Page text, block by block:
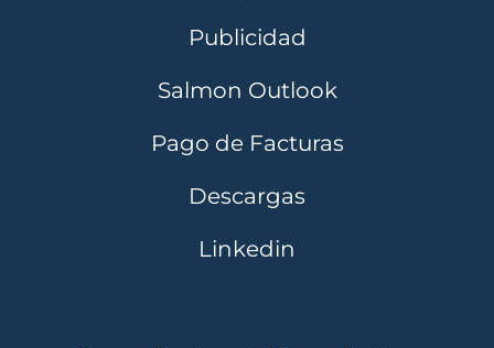
Publicidad
Salmon Outlook
Pago de Facturas
Descargas
Linkedin